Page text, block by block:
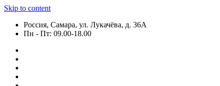
Skip to content
Россия, Самара, ул. Лукачёва, д. 36А
Пн - Пт: 09.00-18.00